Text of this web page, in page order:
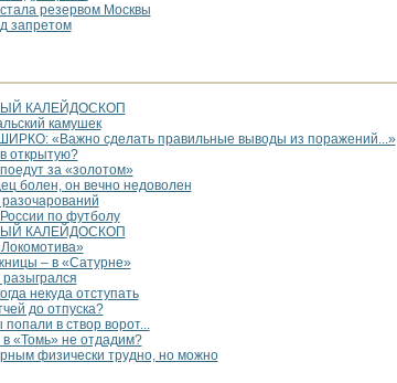
резервом Москвы
запретом
КАЛЕЙДОСКОП
камушек
«Важно сделать правильные выводы из поражений...»
открытую?
за «золотом»
болен, он вечно недоволен
по футболу
КАЛЕЙДОСКОП
– в «Сатурне»
некуда отступать
до отпуска?
попали в створ ворот...
в «Томь» не отдадим?
физически трудно, но можно